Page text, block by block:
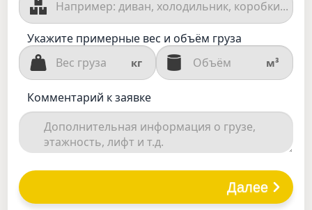
Укажите примерные вес и объём груза
кг м³
Комментарий к заявке
Далее